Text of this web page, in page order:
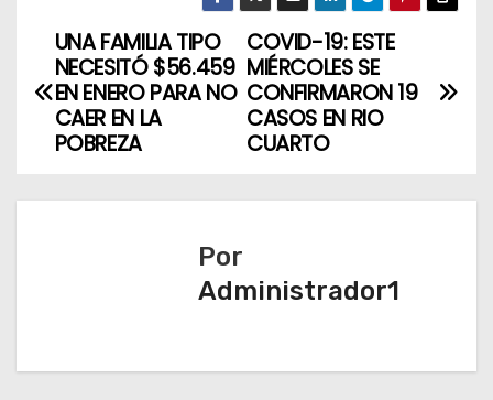
N
a
e
i
COVID-19: ESTE
MIÉRCOLES SE
CONFIRMARON 19
CASOS EN RIO
CUARTO
UNA FAMILIA TIPO
NECESITÓ $56.459
EN ENERO PARA NO
CAER EN LA
POBREZA
Por
Administrador1